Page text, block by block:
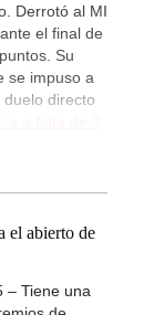
Derrotó al MI
el final de
Su
se impuso a
directo
el abierto de
– Tiene una